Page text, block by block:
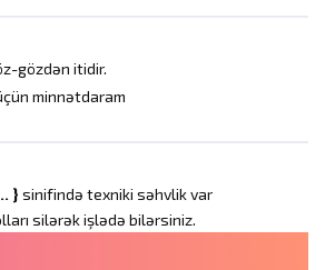
gözdən itidir.
minnətdaram
} sinifində texniki səhvlik var
silərək işlədə bilərsiniz.